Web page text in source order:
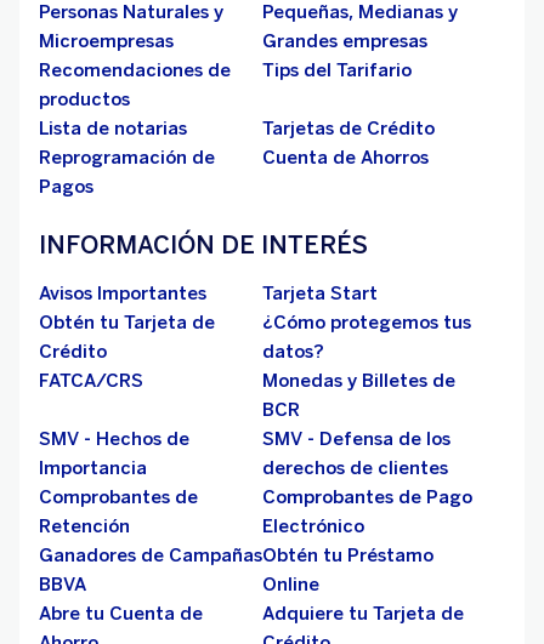
Personas Naturales y
Microempresas
Pequeñas, Medianas y
Grandes empresas
Recomendaciones de
productos
Tips del Tarifario
Lista de notarias
Tarjetas de Crédito
Reprogramación de
Pagos
Cuenta de Ahorros
INFORMACIÓN DE INTERÉS
Avisos Importantes
Tarjeta Start
Obtén tu Tarjeta de
Crédito
¿Cómo protegemos tus
datos?
FATCA/CRS
Monedas y Billetes de
BCR
SMV - Hechos de
Importancia
SMV - Defensa de los
derechos de clientes
Comprobantes de
Retención
Comprobantes de Pago
Electrónico
Ganadores de Campañas
BBVA
Obtén tu Préstamo
Online
Abre tu Cuenta de
Adquiere tu Tarjeta de